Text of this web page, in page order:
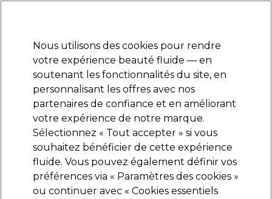
Se connecter
Marques Bons plans Coiffure Electro et Matériel
Livraison et délais
lire la suite
Lômé Paris Shampooing Clarifiant Crâne
300ml
Nous utilisons des cookies pour rendre
votre expérience beauté fluide — en
soutenant les fonctionnalités du site, en
personnalisant les offres avec nos
partenaires de confiance et en améliorant
votre expérience de notre marque.
Sélectionnez « Tout accepter » si vous
souhaitez bénéficier de cette expérience
fluide. Vous pouvez également définir vos
préférences via « Paramètres des cookies »
ou continuer avec « Cookies essentiels